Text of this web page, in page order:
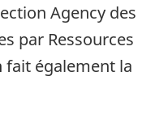
Agency des
par Ressources
fait également la